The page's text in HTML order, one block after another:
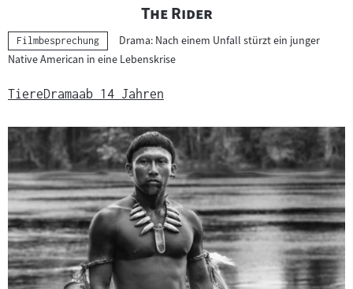
"
The Rider"
Kategorie:
Filmbesprechung
Drama: Nach einem Unfall stürzt ein junger
Native American in eine Lebenskrise
TiereDramaab 14 Jahren